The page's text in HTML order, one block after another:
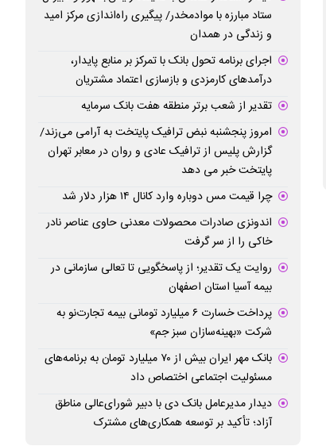
وفاق ملی و همدلی اجتماعی از محورهای
مهم امنیت، آرامش، سلامت و رفاه عمومی
«همایی راد»،
موادمخدر و
همراهی مجمع
ستاد مبارزه با موادمخدر/ پیگیری راه‌اندازی مرکز امید
و زندگی در همدان
اجرای برنامه تحول بانک با تمرکز بر منابع پایدار،
درآمدهای کارمزدی و بازسازی اعتماد مشتریان
تقدیر از شعب برتر منطقه هفت بانک سرمایه
امروز پنجشنبه نبض ترافیک پایتخت به آرامی می‌زند/
گزارش پلیس از ترافیک عادی و روان در معابر تهران
پایتخت خبر می دهد
چرا قیمت مس دوباره وارد کانال ۱۴ هزار دلار شد
اندونزی صادرات محصولات معدنی حاوی عناصر نادر
خاکی را از سر گرفت
روایت یک تقدیر؛ از پاسخگویی تا تعالی سازمانی در
بیمه آسیا استان اصفهان
پرداخت خسارت ۶ میلیارد تومانی بیمه تجارت‌نو به
شرکت «بهینه‌سازان سبز جم»
بانک مهر ایران بیش از ۷۰ میلیارد تومان به برنامه‌های
مسئولیت اجتماعی اختصاص داد
دیدار مدیرعامل بانک دی با دبیر شورای‌عالی مناطق
آزاد؛ تأکید بر توسعه همکاری‌های مشترک